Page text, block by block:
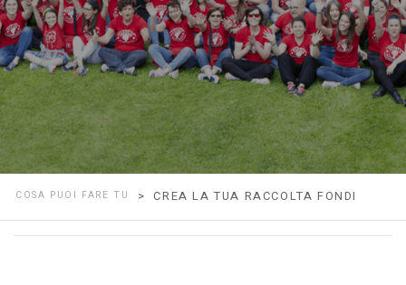
COSA PUOI FARE TU > CREA LA TUA RACCOLTA FONDI